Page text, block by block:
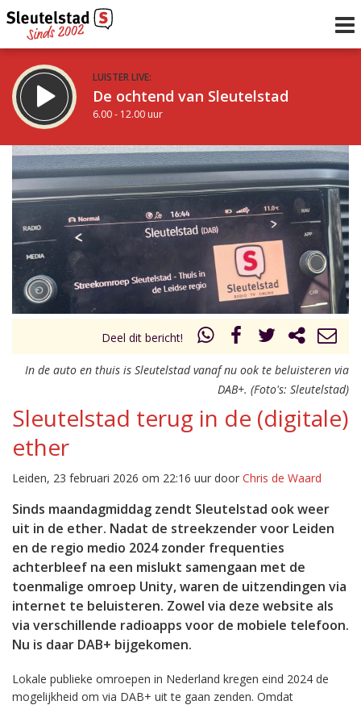
LUISTER LIVE:
De ochtend van Sleutelstad
6.00 - 12.00 uur
STRAKS:
De middag van Sleutelstad
12.00 - 19.00 uur
Vorig uur
uur 1 van 0 Volgend uur
Deel dit bericht!
In de auto en thuis is Sleutelstad vanaf nu ook te beluisteren via
DAB+. (Foto's: Sleutelstad)
Sleutelstad terug in de (digitale)
ether
Leiden, 23 februari 2026 om 22:16 uur door Chris de Waard
Sinds maandagmiddag zendt Sleutelstad ook weer
uit in de ether. Nadat de streekzender voor Leiden
en de regio medio 2024 zonder frequenties
achterbleef na een mislukt samengaan met de
toenmalige omroep Unity, waren de uitzendingen via
internet te beluisteren. Zowel via deze website als
via verschillende radioapps voor de mobiele telefoon.
Nu is daar DAB+ bijgekomen.
Lokale publieke omroepen in Nederland kregen eind 2024 de
mogelijkheid om via DAB+ uit te gaan zenden. Omdat